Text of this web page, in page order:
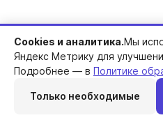
Cookies и аналитика.Мы
Яндекс Метрику для
Подробнее — в Политике
Только необходимые